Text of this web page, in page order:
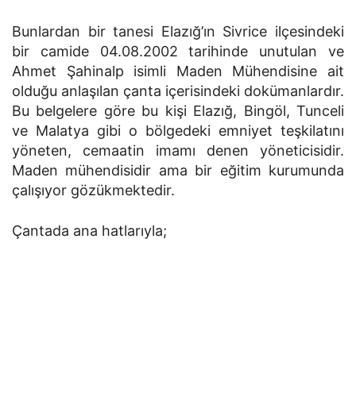
Bunlardan bir tanesi Elazığ’ın Sivrice ilçesindeki
bir camide 04.08.2002 tarihinde unutulan ve
Ahmet Şahinalp isimli Maden Mühendisine ait
olduğu anlaşılan çanta içerisindeki dokümanlardır.
Bu belgelere göre bu kişi Elazığ, Bingöl, Tunceli
ve Malatya gibi o bölgedeki emniyet teşkilatını
yöneten, cemaatin imamı denen yöneticisidir.
Maden mühendisidir ama bir eğitim kurumunda
çalışıyor gözükmektedir.
Çantada ana hatlarıyla;